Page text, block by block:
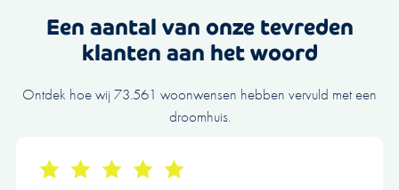
Een aantal van onze tevreden
klanten aan het woord
Ontdek hoe wij 73.561 woonwensen hebben vervuld met een
droomhuis.